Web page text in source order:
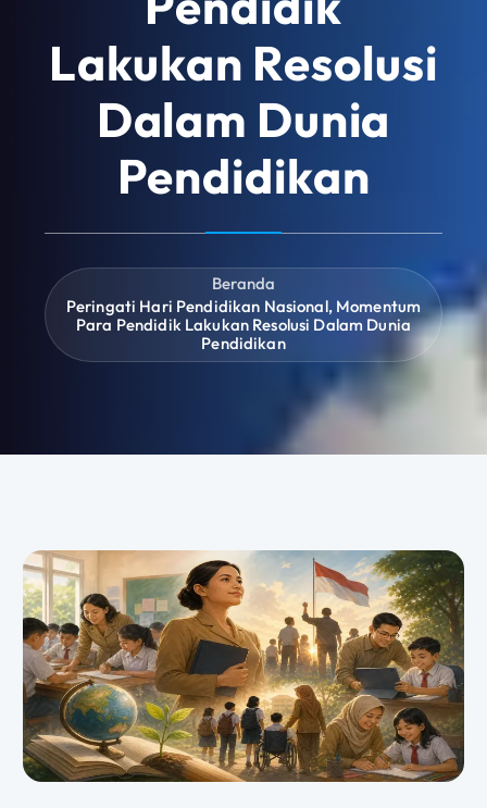
Lakukan Resolusi
Dalam Dunia
Pendidikan
Beranda
Peringati Hari Pendidikan Nasional, Momentum
Para Pendidik Lakukan Resolusi Dalam Dunia
Pendidikan